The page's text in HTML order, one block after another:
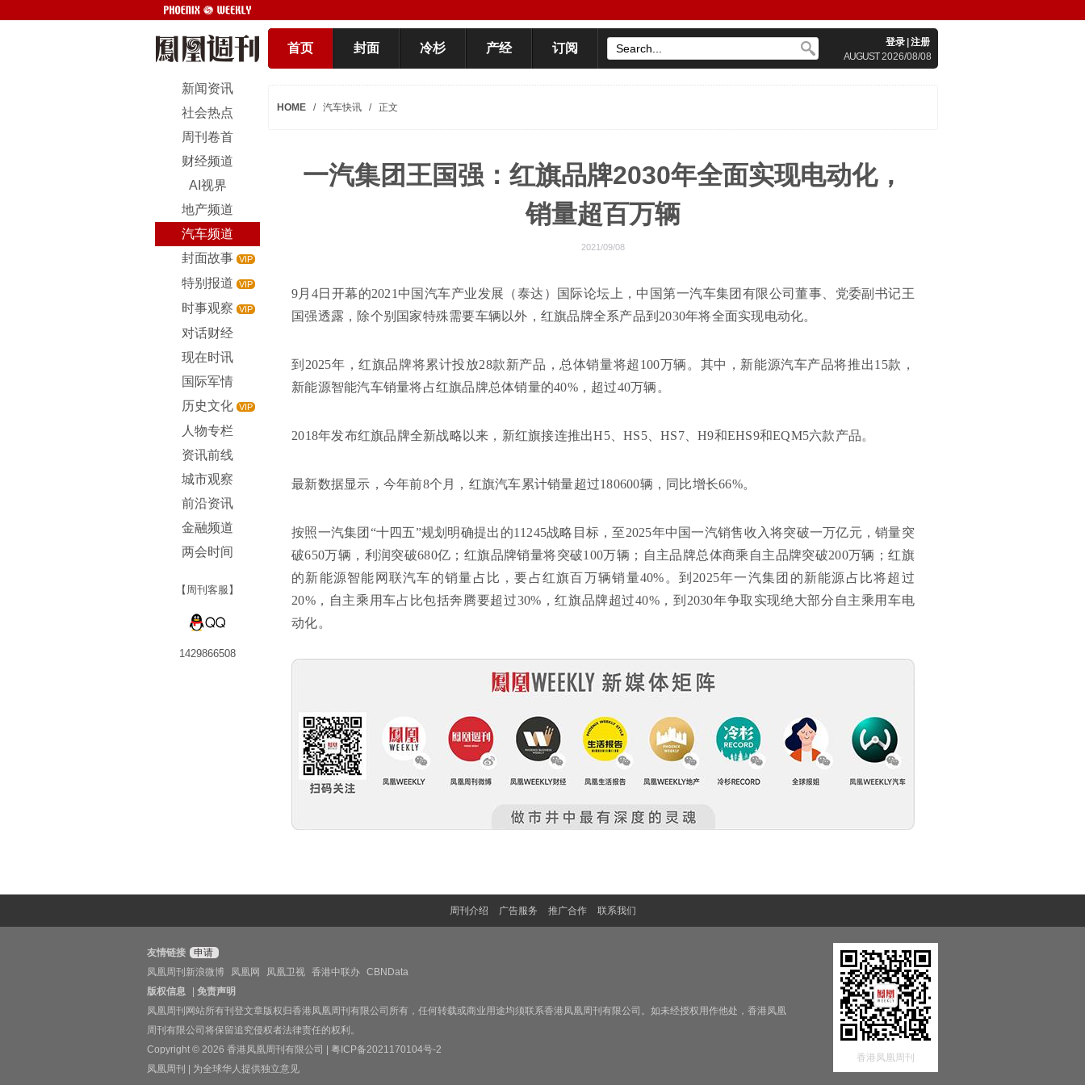
首页 封面 冷杉 产经 订阅 登录 注册
AUGUST2026/08/08
新闻资讯
社会热点
周刊卷首
财经频道
AI视界
地产频道
汽车频道
封面故事 VIP
特别报道 VIP
时事观察 VIP
对话财经
现在时讯
国际军情
历史文化 VIP
人物专栏
资讯前线
城市观察
前沿资讯
金融频道
两会时间
【周刊客服】
1429866508
HOME / 汽车快讯 / 正文
一汽集团王国强：红旗品牌2030年全面实现电动化，
销量超百万辆
2021/09/08
9月4日开幕的2021中国汽车产业发展（泰达）国际论坛上，中国第一汽车集团有限公司董事、党委副书记王
国强透露，除个别国家特殊需要车辆以外，红旗品牌全系产品到2030年将全面实现电动化。
到2025年，红旗品牌将累计投放28款新产品，总体销量将超100万辆。其中，新能源汽车产品将推出15款，
新能源智能汽车销量将占红旗品牌总体销量的40%，超过40万辆。
2018年发布红旗品牌全新战略以来，新红旗接连推出H5、HS5、HS7、H9和EHS9和EQM5六款产品。
最新数据显示，今年前8个月，红旗汽车累计销量超过180600辆，同比增长66%。
按照一汽集团“十四五”规划明确提出的11245战略目标，至2025年中国一汽销售收入将突破一万亿元，销量突
破650万辆，利润突破680亿；红旗品牌销量将突破100万辆；自主品牌总体商乘自主品牌突破200万辆；红旗
的新能源智能网联汽车的销量占比，要占红旗百万辆销量40%。到2025年一汽集团的新能源占比将超过
20%，自主乘用车占比包括奔腾要超过30%，红旗品牌超过40%，到2030年争取实现绝大部分自主乘用车电
动化。
周刊介绍 广告服务 推广合作 联系我们
友情链接
申请
凤凰周刊新浪微博
凤凰网 凤凰卫视 香港中联办 CBNData
版权信息
免责声明
凤凰周刊网站所有刊登文章版权归香港凤凰周刊有限公司所有，任何转载或商业用途均须联系香港凤凰周刊有限公司。如未经授权用作他处，香港凤凰
周刊有限公司将保留追究侵权者法律责任的权利。
Copyright © 2026 香港凤凰周刊有限公司 | 粤ICP备2021170104号-2
凤凰周刊 | 为全球华人提供独立意见
香港凤凰周刊